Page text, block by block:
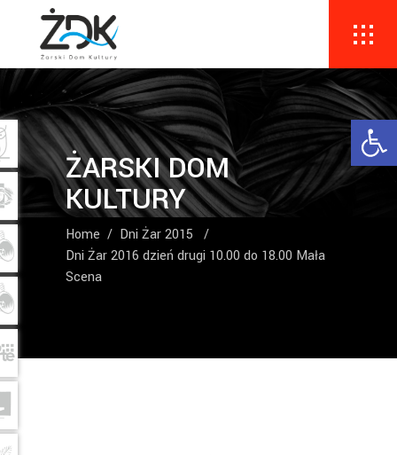
ŻARSKI DOM
KULTURY
Home / Dni Żar 2015
/
Dni Żar 2016 dzień drugi 10.00 do 18.00 Mała
Scena